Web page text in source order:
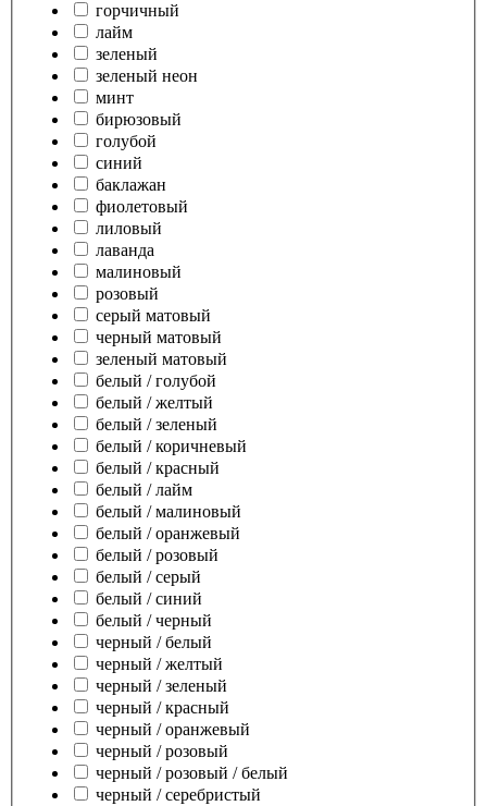
горчичный
лайм
зеленый
зеленый неон
минт
бирюзовый
голубой
синий
баклажан
фиолетовый
лиловый
лаванда
малиновый
розовый
серый матовый
черный матовый
зеленый матовый
белый / голубой
белый / желтый
белый / зеленый
белый / коричневый
белый / красный
белый / лайм
белый / малиновый
белый / оранжевый
белый / розовый
белый / серый
белый / синий
белый / черный
черный / белый
черный / желтый
черный / зеленый
черный / красный
черный / оранжевый
черный / розовый
черный / розовый / белый
черный / серебристый